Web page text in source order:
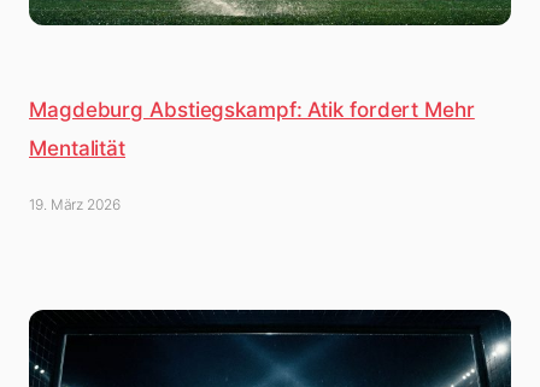
Magdeburg Abstiegskampf: Atik fordert Mehr
Mentalität
19. März 2026